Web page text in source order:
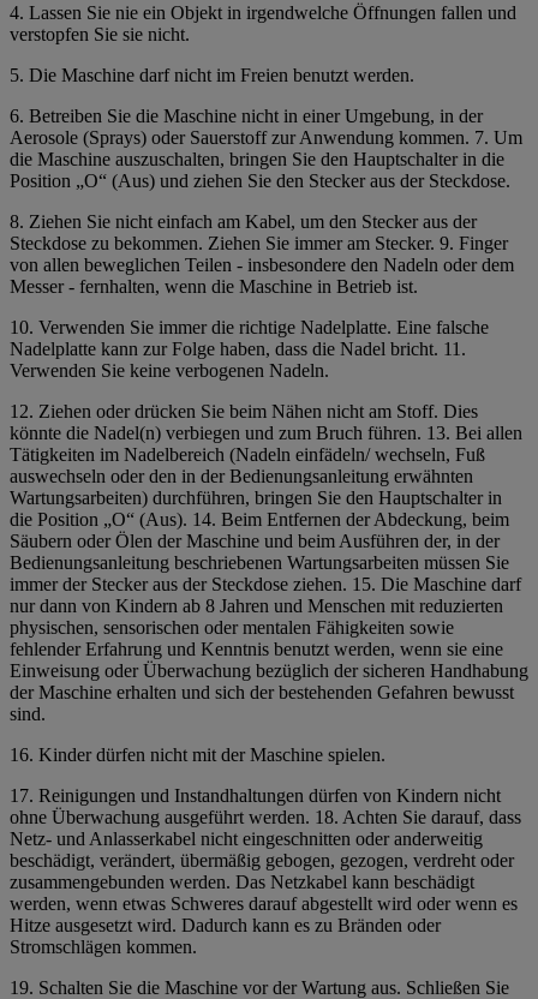
4. Lassen Sie nie ein Objekt in irgendwelche Öffnungen fallen und
verstopfen Sie sie nicht.
5. Die Maschine darf nicht im Freien benutzt werden.
6. Betreiben Sie die Maschine nicht in einer Umgebung, in der
Aerosole (Sprays) oder Sauerstoff zur Anwendung kommen. 7. Um
die Maschine auszuschalten, bringen Sie den Hauptschalter in die
Position „O“ (Aus) und ziehen Sie den Stecker aus der Steckdose.
8. Ziehen Sie nicht einfach am Kabel, um den Stecker aus der
Steckdose zu bekommen. Ziehen Sie immer am Stecker. 9. Finger
von allen beweglichen Teilen - insbesondere den Nadeln oder dem
Messer - fernhalten, wenn die Maschine in Betrieb ist.
10. Verwenden Sie immer die richtige Nadelplatte. Eine falsche
Nadelplatte kann zur Folge haben, dass die Nadel bricht. 11.
Verwenden Sie keine verbogenen Nadeln.
12. Ziehen oder drücken Sie beim Nähen nicht am Stoff. Dies
könnte die Nadel(n) verbiegen und zum Bruch führen. 13. Bei allen
Tätigkeiten im Nadelbereich (Nadeln einfädeln/ wechseln, Fuß
auswechseln oder den in derBedienungsanleitung erwähnten
Wartungsarbeiten) durchführen, bringen Sie den Hauptschalter in
die Position „O“ (Aus). 14. Beim Entfernen der Abdeckung, beim
Säubern oder Ölen der Maschine und beim Ausführen der, in der
Bedienungsanleitung beschriebenen Wartungsarbeiten müssen Sie
immer der Stecker aus der Steckdose ziehen. 15. Die Maschine darf
nur dann von Kindern ab 8 Jahren und Menschen mit reduzierten
physischen, sensorischen oder mentalen Fähigkeiten sowie
fehlender Erfahrung und Kenntnis benutzt werden, wenn sie eine
Einweisung oder Überwachung bezüglich der sicheren Handhabung
der Maschine erhalten und sich der bestehenden Gefahren bewusst
sind.
16. Kinder dürfen nicht mit der Maschine spielen.
17. Reinigungen und Instandhaltungen dürfen von Kindern nicht
ohne Überwachung ausgeführt werden. 18. Achten Sie darauf, dass
Netz- und Anlasserkabel nicht eingeschnitten oder anderweitig
beschädigt, verändert, übermäßig gebogen, gezogen, verdreht oder
zusammengebunden werden. Das Netzkabel kann beschädigt
werden, wenn etwas Schweres darauf abgestellt wird oder wenn es
Hitze ausgesetzt wird. Dadurch kann es zu Bränden oder
Stromschlägen kommen.
19. Schalten Sie die Maschine vor der Wartung aus. Schließen Sie